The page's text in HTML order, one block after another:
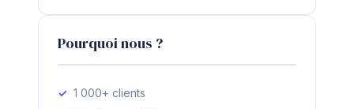
Pourquoi nous ?
1 000+ clients